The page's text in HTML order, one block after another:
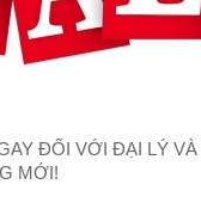
ĐỐI VỚI ĐẠI LÝ
MỚI!